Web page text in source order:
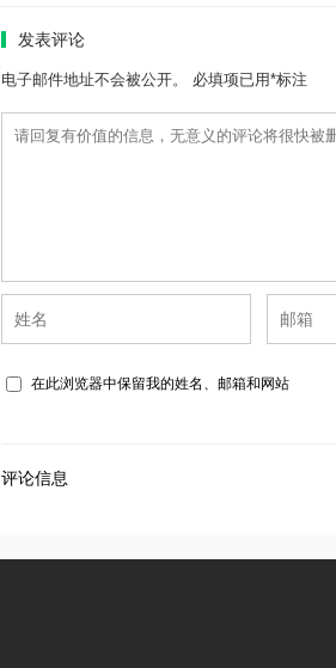
发表评论
电子邮件地址不会被公开。 必填项已用*标注
在此浏览器中保留我的姓名、邮箱和网站
评论信息